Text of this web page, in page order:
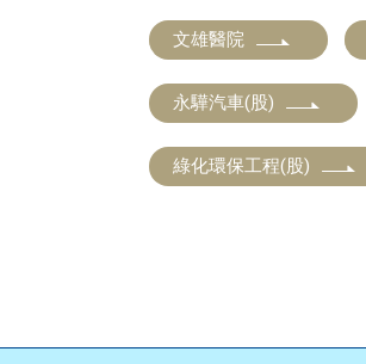
文雄醫院
永驊汽車(股)
綠化環保工程(股)